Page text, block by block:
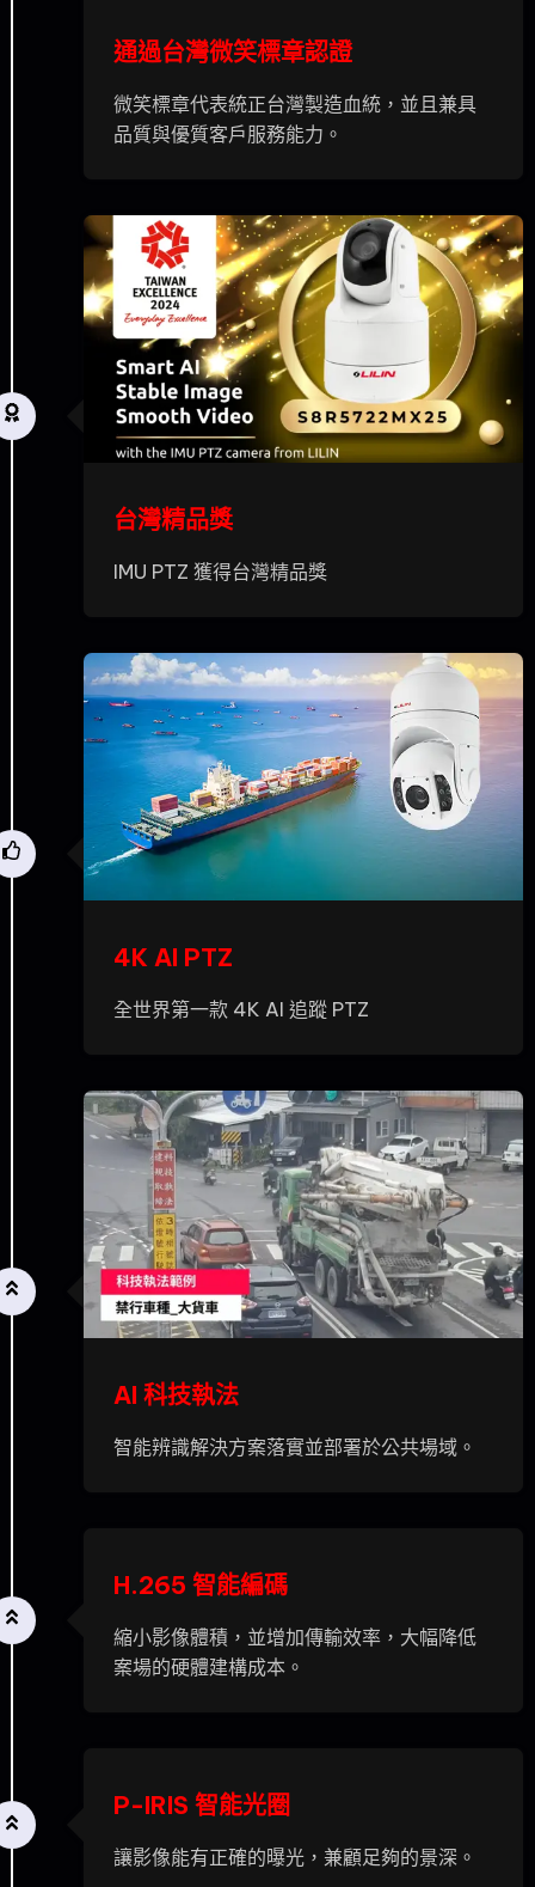
通過台灣微笑標章認證
微笑標章代表統正台灣製造血統，並且兼具
品質與優質客戶服務能力。
台灣精品獎
IMU PTZ 獲得台灣精品獎
4K AI PTZ
全世界第一款 4K AI 追蹤 PTZ
AI 科技執法
智能辨識解決方案落實並部署於公共場域。
H.265 智能編碼
縮小影像體積，並增加傳輸效率，大幅降低
案場的硬體建構成本。
P-IRIS 智能光圈
讓影像能有正確的曝光，兼顧足夠的景深。